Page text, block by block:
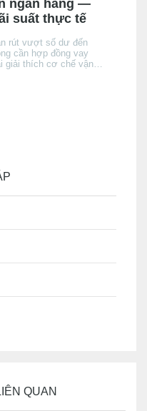
ngân hàng —
suất thực tế
rút vượt số dư đến
cần hợp đồng vay
giải thích cơ chế vận
QUAN